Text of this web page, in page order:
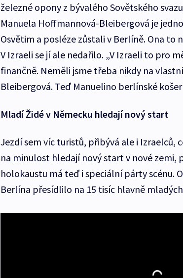
železné opony z bývalého Sovětského
Manuela Hoffmannová-Bleibergová je
Osvětim a posléze zůstali v Berlíně. Ona to
V Izraeli se jí ale nedařilo. „V Izraeli to pro
finančně. Neměli jsme třeba nikdy na
Bleibergová. Teď Manuelino berlínské
Mladí Židé v Německu hledají nový start
Jezdí sem víc turistů, přibývá ale i Izraelců,
na minulost hledají nový start v nové zemi,
holokaustu má teď i speciální párty scénu.
Berlína přesídlilo na 15 tisíc hlavně